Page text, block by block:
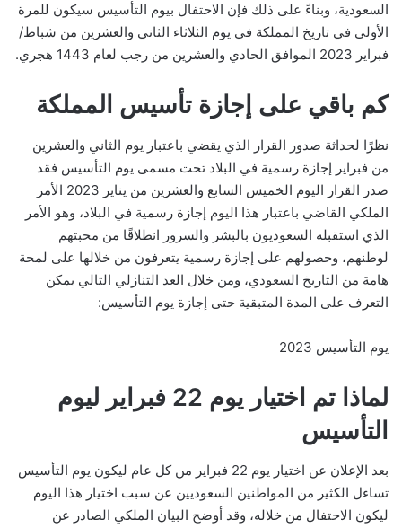
السعودية، وبناءً على ذلك فإن الاحتفال بيوم التأسيس سيكون للمرة
الأولى في تاريخ المملكة في يوم الثلاثاء الثاني والعشرين من شباط/
فبراير 2023 الموافق الحادي والعشرين من رجب لعام 1443 هجري.
كم باقي على إجازة تأسيس المملكة
نظرًا لحداثة صدور القرار الذي يقضي باعتبار يوم الثاني والعشرين
من فبراير إجازة رسمية في البلاد تحت مسمى يوم التأسيس فقد
صدر القرار اليوم الخميس السابع والعشرين من يناير 2023 الأمر
الملكي القاضي باعتبار هذا اليوم إجازة رسمية في البلاد، وهو الأمر
الذي استقبله السعوديون بالبشر والسرور انطلاقًا من محبتهم
لوطنهم، وحصولهم على إجازة رسمية يتعرفون من خلالها على لمحة
هامة من التاريخ السعودي، ومن خلال العد التنازلي التالي يمكن
التعرف على المدة المتبقية حتى إجازة يوم التأسيس:
يوم التأسيس 2023
لماذا تم اختيار يوم 22 فبراير ليوم
التأسيس
بعد الإعلان عن اختيار يوم 22 فبراير من كل عام ليكون يوم التأسيس
تساءل الكثير من المواطنين السعوديين عن سبب اختيار هذا اليوم
ليكون الاحتفال من خلاله، وقد أوضح البيان الملكي الصادر عن